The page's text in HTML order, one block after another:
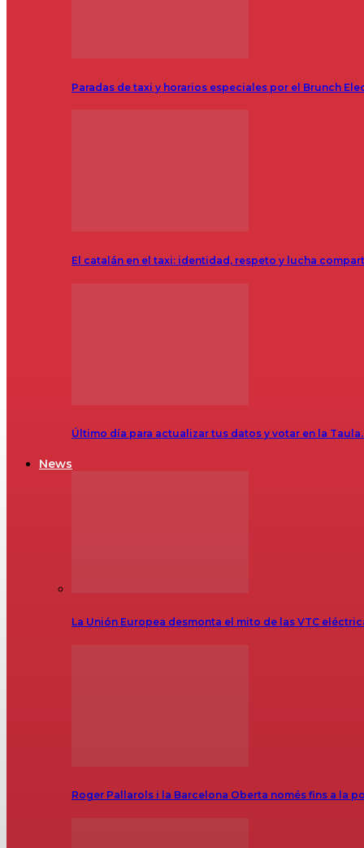
Paradas de taxi y horarios especiales por el Brunch
El catalán en el taxi: identidad, respeto y lucha
Último día para actualizar tus datos y votar en la
News
La Unión Europea desmonta el mito de las VTC
Roger Pallarols i la Barcelona Oberta només fins a la